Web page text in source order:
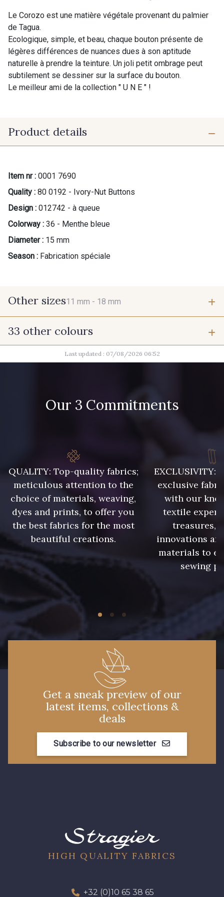
Le Corozo est une matière végétale provenant du palmier
de Tagua.
Ecologique, simple, et beau, chaque bouton présente de
légères différences de nuances dues à son aptitude
naturelle à prendre la teinture. Un joli petit ombrage peut
subtilement se dessiner sur la surface du bouton.
Le meilleur ami de la collection " U N E " !
Product details
Item nr : 0001 7690
Quality : 80 0192 - Ivory-Nut Buttons
Design : 012742 - à queue
Colorway : 36 - Menthe bleue
Diameter : 15 mm
Season : Fabrication spéciale
Other sizes11 mm - 18 mm
11 mm
33 other colours
07342 - Bleu Méditerranée 07378 - Bleu Optimiste
43 - Jaune Safran 44 - Bleu Jeans clair
45 - Menthe
46 - Rose Zéphyr
47 - Prunelle
34 - Marine
33 - Porcelaine
37 - Jaune Poussin
38 - Jaune Soleil
60 - Noir
49 - Bleu Niagara 50 - Vert Bouteille
Last updated : 07/08/2026 06:52
Our 3 Commitments
QUALITY: Top-quality fabrics;
meticulous attention to the
choice of materials, weaving,
dyes and prints, to offer you
the best fabrics for the most
beautiful creations.
EXCLUSIVITY:
exclusive
with our
textile
treasures,
innovations
materials to
sewing
Get a sneak preview of our
latest items, collections &
deals
Subscribe to our newsletter
HIGH QUALITY FABRICS
+32 (0)10 65 38 65